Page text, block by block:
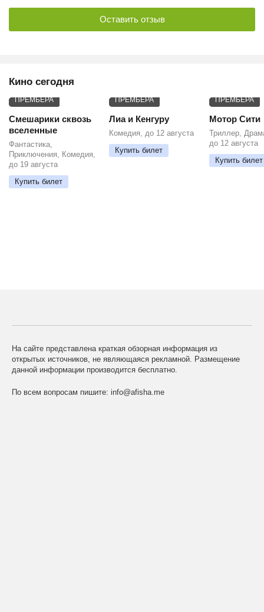
Оставить отзыв
Кино сегодня
ПРЕМЬЕРА
Смешарики сквозь
вселенные
Фантастика,
Приключения, Комедия,
до 19 августа
Купить билет
ПРЕМЬЕРА
Лиа и Кенгуру
Комедия, до 12 августа
Купить билет
ПРЕМЬЕРА
Мотор Сити
Триллер,
до 12 августа
Купить билет
На сайте представлена краткая обзорная информация из
открытых источников, не являющаяся рекламной. Размещение
данной информации производится бесплатно.
По всем вопросам пишите: info@afisha.me